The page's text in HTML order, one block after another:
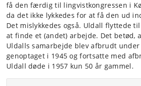
få den færdig til lingvistkongressen i
da det ikke lykkedes for at få den ud
Det mislykkedes også. Uldall flyttede
at finde et (andet) arbejde. Det betød,
Uldalls samarbejde blev afbrudt
genoptaget i 1945 og fortsatte med
Uldall døde i 1957 kun 50 år gammel.